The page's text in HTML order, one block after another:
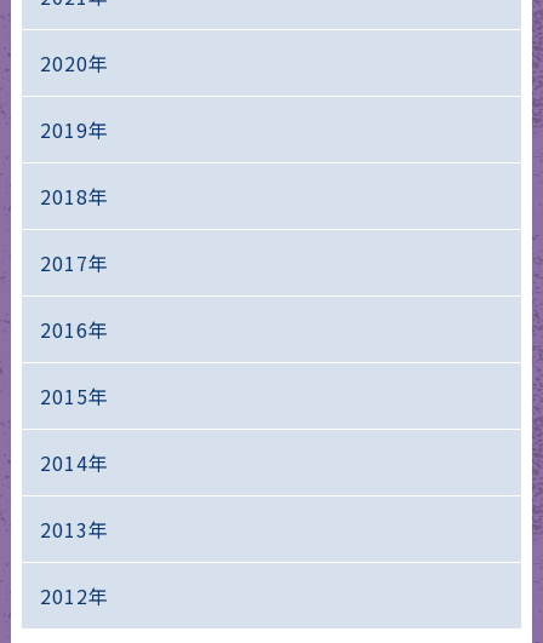
2020年
2019年
2018年
2017年
2016年
2015年
2014年
2013年
2012年